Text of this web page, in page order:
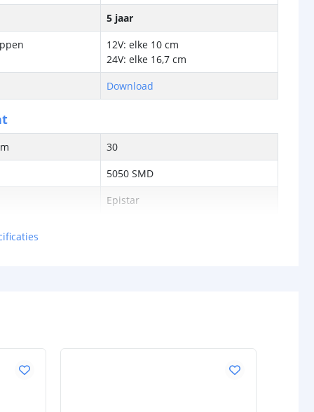
5 jaar
12V: elke 10 cm
24V: elke 16,7 cm
Download
30
5050 SMD
Epistar